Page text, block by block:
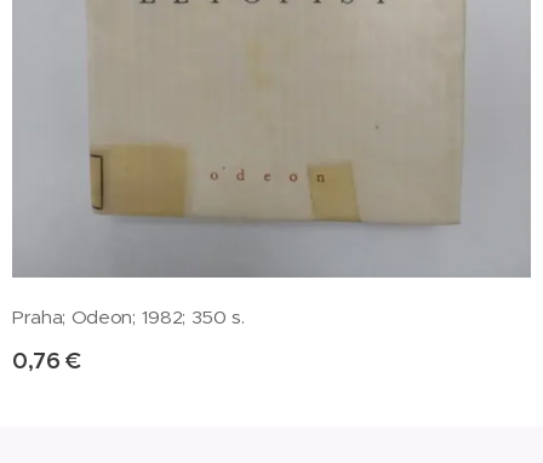
Praha; Odeon; 1982; 350 s.
0,76 €